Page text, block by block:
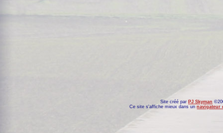
Site créé par PJ Skyman
Ce site s'affiche mieux dans unnavigateur